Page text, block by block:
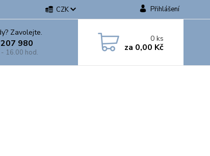
CZK Přihlášení
Zavolejte.
980
16.00 hod.
0ks
za 0,00 Kč